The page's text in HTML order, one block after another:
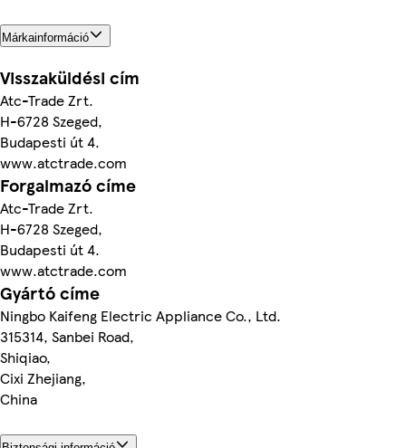
Márkainformáció
Visszaküldési cím
Atc-Trade Zrt.
H-6728 Szeged,
Budapesti út 4.
www.atctrade.com
Forgalmazó címe
Atc-Trade Zrt.
H-6728 Szeged,
Budapesti út 4.
www.atctrade.com
Gyártó címe
Ningbo Kaifeng Electric Appliance Co., Ltd.
315314, Sanbei Road,
Shiqiao,
Cixi Zhejiang,
China